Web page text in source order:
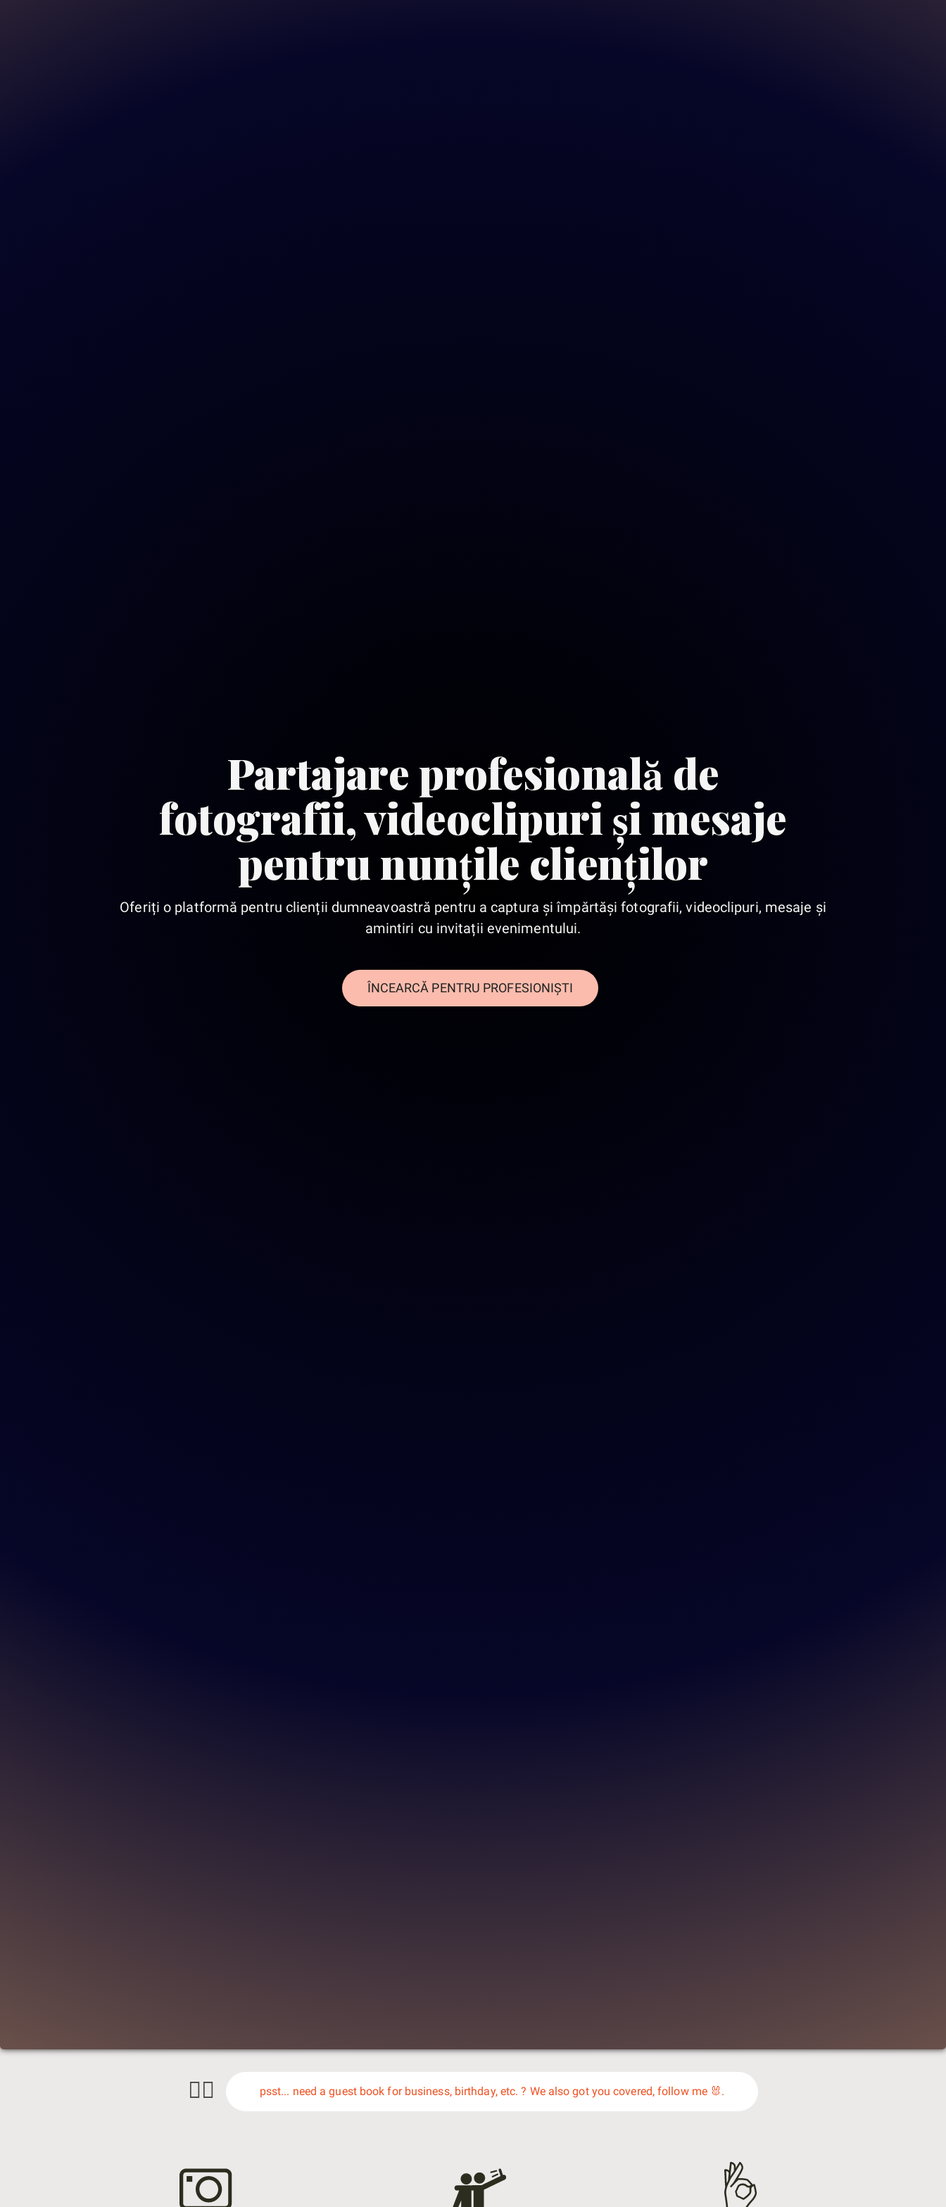
Partajare profesională de
fotografii, videoclipuri și mesaje
pentru nunțile clienților
Oferiți o platformă pentru clienții dumneavoastră pentru a captura și împărtăși fotografii, videoclipuri, mesaje și
amintiri cu invitații evenimentului.
ÎNCEARCĂ PENTRU PROFESIONIȘTI
🕵️‍♀️ psst... need a guest book for business, birthday, etc. ? We also got you covered, follow me 🐰.